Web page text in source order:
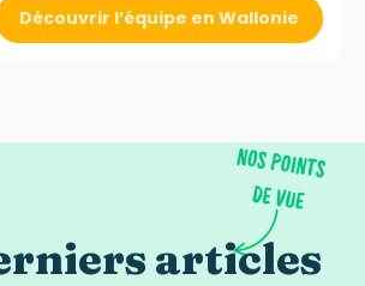
Découvrir l’équipe en Wallonie
articles